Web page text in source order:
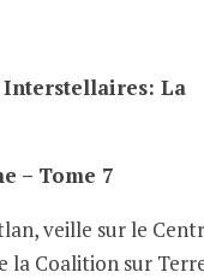
Interstellaires: La
– Tome 7
veille sur le
la Coalition sur